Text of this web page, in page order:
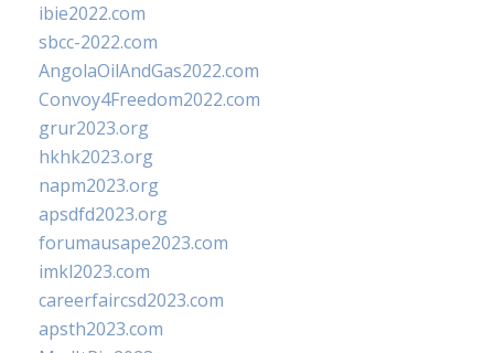
ibie2022.com
sbcc-2022.com
AngolaOilAndGas2022.com
Convoy4Freedom2022.com
grur2023.org
hkhk2023.org
napm2023.org
apsdfd2023.org
forumausape2023.com
imkl2023.com
careerfaircsd2023.com
apsth2023.com